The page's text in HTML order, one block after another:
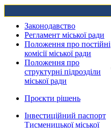
Законодавство
Регламент міської ради
Положення про постійні
комісії міської ради
Положення про
структурні підрозділи
міської ради
Проєкти рішень
Інвестиційний паспорт
Тисменицької міської